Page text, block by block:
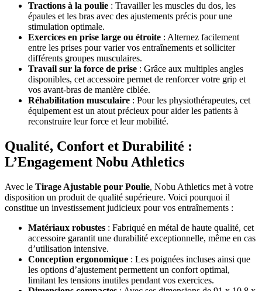
Tractions à la poulie : Travailler les muscles du dos, les
épaules et les bras avec des ajustements précis pour une
stimulation optimale.
Exercices en prise large ou étroite : Alternez facilement
entre les prises pour varier vos entraînements et solliciter
différents groupes musculaires.
Travail sur la force de prise : Grâce aux multiples angles
disponibles, cet accessoire permet de renforcer votre grip et
vos avant-bras de manière ciblée.
Réhabilitation musculaire : Pour les physiothérapeutes, cet
équipement est un atout précieux pour aider les patients à
reconstruire leur force et leur mobilité.
Qualité, Confort et Durabilité :
L’Engagement Nobu Athletics
Avec le Tirage Ajustable pour Poulie, Nobu Athletics met à votre
disposition un produit de qualité supérieure. Voici pourquoi il
constitue un investissement judicieux pour vos entraînements :
Matériaux robustes : Fabriqué en métal de haute qualité, cet
accessoire garantit une durabilité exceptionnelle, même en cas
d’utilisation intensive.
Conception ergonomique : Les poignées incluses ainsi que
les options d’ajustement permettent un confort optimal,
limitant les tensions inutiles pendant vos exercices.